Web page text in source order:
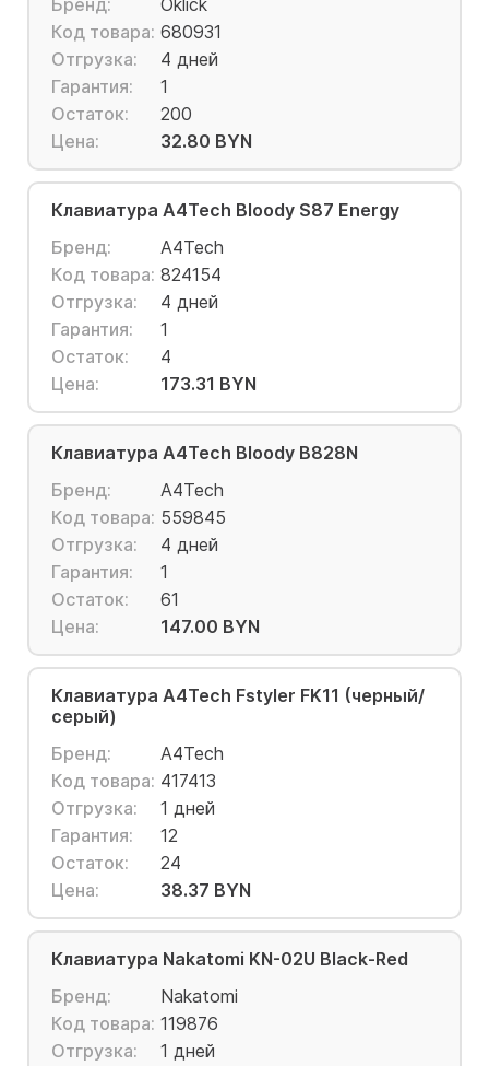
Бренд:
Oklick
Код товара: 680931
Отгрузка:
4 дней
Гарантия:
1
Остаток:
200
Цена:
32.80 BYN
Клавиатура A4Tech Bloody S87 Energy
Бренд:
A4Tech
Код товара: 824154
Отгрузка:
4 дней
Гарантия:
1
Остаток:
4
Цена:
173.31 BYN
Клавиатура A4Tech Bloody B828N
Бренд:
A4Tech
Код товара: 559845
Отгрузка:
4 дней
Гарантия:
1
Остаток:
61
Цена:
147.00 BYN
Клавиатура A4Tech Fstyler FK11 (черный/
серый)
Бренд:
A4Tech
Код товара: 417413
Отгрузка:
1 дней
Гарантия:
12
Остаток:
24
Цена:
38.37 BYN
Клавиатура Nakatomi KN-02U Black-Red
Бренд:
Nakatomi
Код товара: 119876
Отгрузка:
1 дней